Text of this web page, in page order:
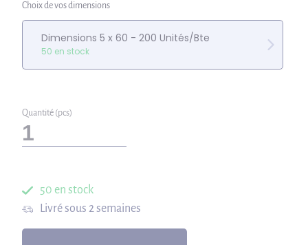
Choix de vos dimensions
Dimensions 5 x 60 - 200 Unités/Bte
50 en stock
Quantité (pcs)
50 en stock
Livré sous 2 semaines